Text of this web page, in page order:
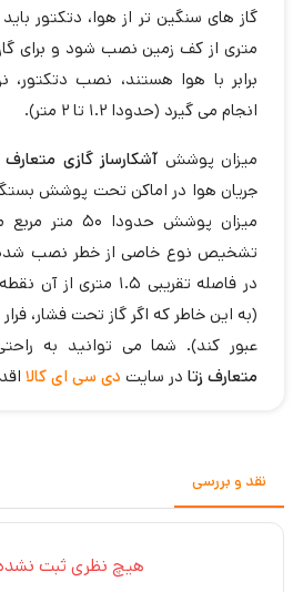
متری از کف زمین نصب شود و برای گاز
برابر با هوا هستند، نصب دتکتور،
انجام می گیرد (حدودا 1.2 تا 2 متر).
میزان پوشش آشکارساز گازی متعارف
جریان هوا در اماکن تحت پوشش
میزان پوشش
تشخیص نوع خاصی از خطر نصب شده
در فاصله تقریبی 1.5
(به این خاطر که اگر گاز تحت فشار،
عبور کند). شما می توانید به
متعارف زتا در سایت دی سی ای کالا
نقد و بررسی
هیچ نظری ثبت